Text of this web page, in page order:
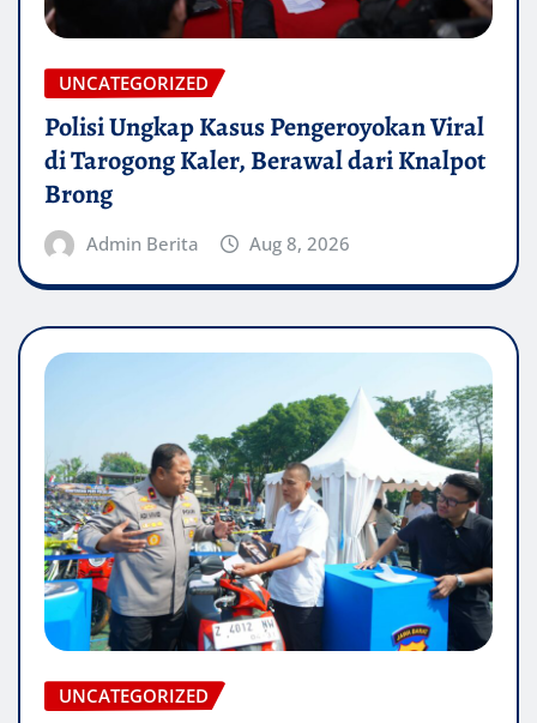
UNCATEGORIZED
Polisi Ungkap Kasus Pengeroyokan Viral
di Tarogong Kaler, Berawal dari Knalpot
Brong
Admin Berita Aug 8, 2026
UNCATEGORIZED